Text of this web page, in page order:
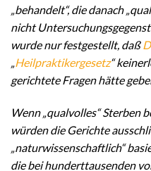
„behandelt“, die danach
nicht
wurde nur festgestellt, daß
„Heilpraktikergesetz“
gerichtete Fragen hätte
Wenn „qualvolles“ Sterben
würden die Gerichte
„naturwissenschaftlich“
die bei hunderttausenden